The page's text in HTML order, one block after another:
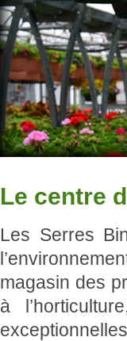
Le centre
Les Serres
magasin des
à